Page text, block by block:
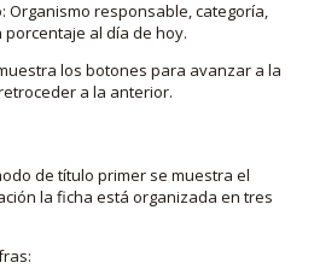
Organismo responsable, categoría,
al día de hoy.
los botones para avanzar a la
a la anterior.
de título primer se muestra el
la ficha está organizada en tres